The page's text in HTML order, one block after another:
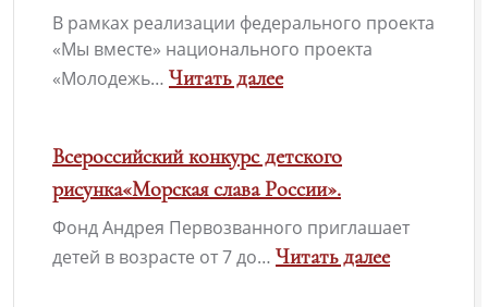
В рамках реализации федерального проекта
«Мы вместе» национального проекта
«Молодежь… Читать далее
Международный
фестиваль-
конкурс
патриотической
песни
Всероссийский конкурс детского
рисунка«Морская слава России».
Фонд Андрея Первозванного приглашает
детей в возрасте от 7 до… Читать далее